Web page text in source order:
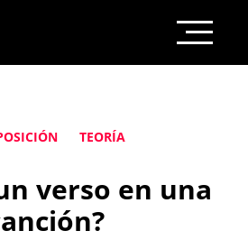
TEORÍA
verso en una